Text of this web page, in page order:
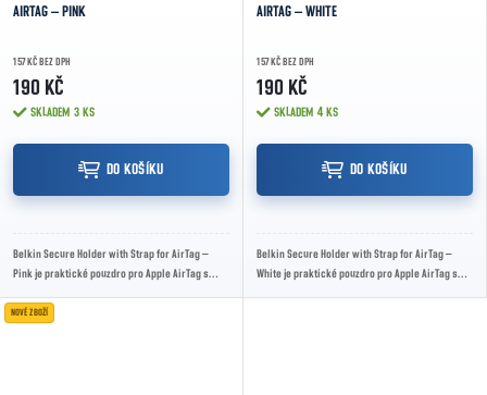
AIRTAG – PINK
157 KČ BEZ DPH
190 KČ
SKLADEM 3 KS
DO KOŠÍKU
Belkin Secure Holder with Strap for AirTag –
Pink je praktické pouzdro pro Apple AirTag s
AIRTAG – WHITE
157 KČ BEZ DPH
190 KČ
SKLADEM 4 KS
DO KOŠÍKU
Belkin Secure Holder with Strap for AirTag –
White je praktické pouzdro pro Apple AirTag s
NOVÉ ZBOŽÍ